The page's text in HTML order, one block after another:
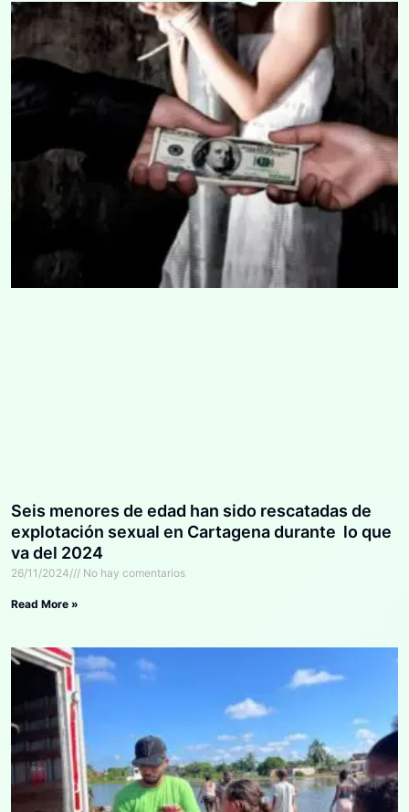
Seis menores de edad han sido rescatadas de
explotación sexual en Cartagena durante lo que
va del 2024
26/11/2024 No hay comentarios
Read More »